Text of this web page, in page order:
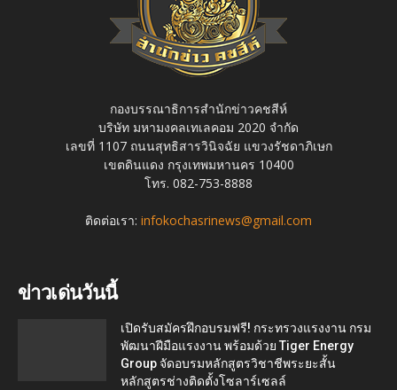
กองบรรณาธิการสำนักข่าวคชสีห์
บริษัท มหามงคลเทเลคอม 2020 จำกัด
เลขที่ 1107 ถนนสุทธิสารวินิจฉัย แขวงรัชดาภิเษก
เขตดินแดง กรุงเทพมหานคร 10400
โทร. 082-753-8888
ติดต่อเรา: infokochasrinews@gmail.com
ข่าวเด่นวันนี้
เปิดรับสมัครฝึกอบรมฟรี! กระทรวงแรงงาน กรม
พัฒนาฝีมือแรงงาน พร้อมด้วย Tiger Energy
Group จัดอบรมหลักสูตรวิชาชีพระยะสั้น
หลักสูตรช่างติดตั้งโซลาร์เซลล์